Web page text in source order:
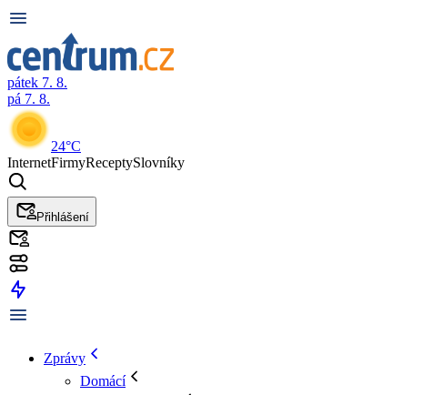
pátek 7. 8.
pá 7. 8.
24°C
InternetFirmyReceptySlovníky
Přihlášení
Zprávy
Domácí